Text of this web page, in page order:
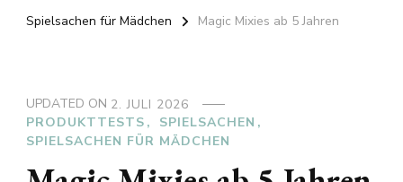
Spielsachen für Mädchen
Magic Mixies ab 5 Jahren
UPDATED ON 2. JULI 2026
PRODUKTTESTS
SPIELSACHEN
SPIELSACHEN FÜR MÄDCHEN